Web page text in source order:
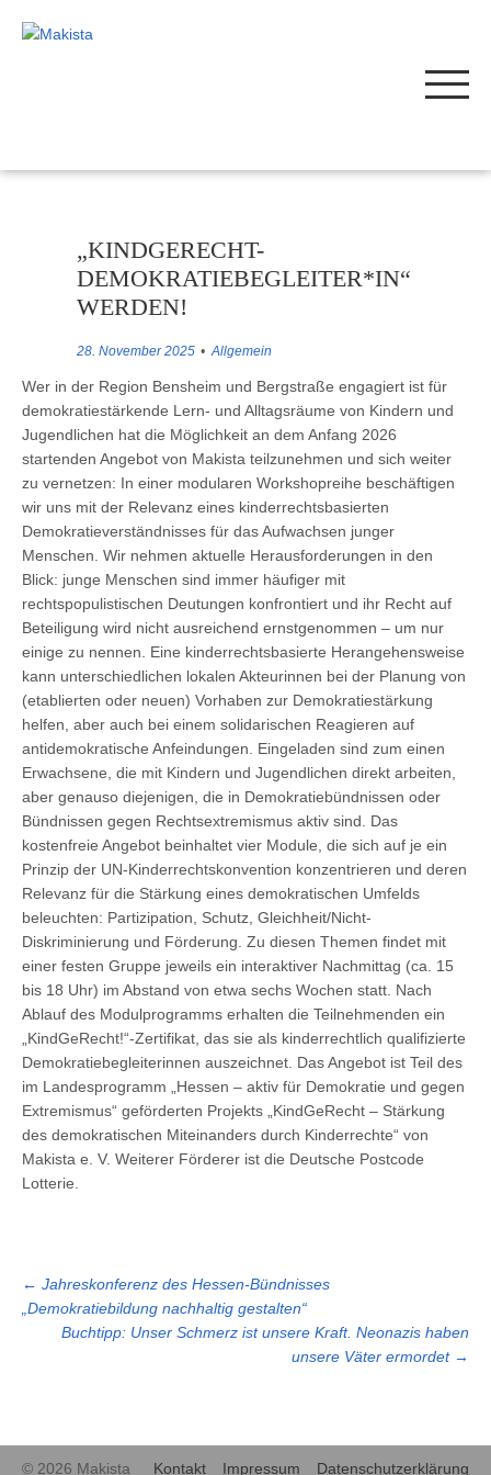
„KINDGERECHT-
DEMOKRATIEBEGLEITER*IN“
WERDEN!
28. November 2025 Allgemein
Wer in der Region Bensheim und Bergstraße engagiert ist für
demokratiestärkende Lern- und Alltagsräume von Kindern und
Jugendlichen hat die Möglichkeit an dem Anfang 2026
startenden Angebot von Makista teilzunehmen und sich weiter
zu vernetzen: In einer modularen Workshopreihe beschäftigen
wir uns mit der Relevanz eines kinderrechtsbasierten
Demokratieverständnisses für das Aufwachsen junger
Menschen. Wir nehmen aktuelle Herausforderungen in den
Blick: junge Menschen sind immer häufiger mit
rechtspopulistischen Deutungen konfrontiert und ihr Recht auf
Beteiligung wird nicht ausreichend ernstgenommen – um nur
einige zu nennen. Eine kinderrechtsbasierte Herangehensweise
kann unterschiedlichen lokalen Akteurinnen bei der Planung von
(etablierten oder neuen) Vorhaben zur Demokratiestärkung
helfen, aber auch bei einem solidarischen Reagieren auf
antidemokratische Anfeindungen. Eingeladen sind zum einen
Erwachsene, die mit Kindern und Jugendlichen direkt arbeiten,
aber genauso diejenigen, die in Demokratiebündnissen oder
Bündnissen gegen Rechtsextremismus aktiv sind. Das
kostenfreie Angebot beinhaltet vier Module, die sich auf je ein
Prinzip der UN-Kinderrechtskonvention konzentrieren und deren
Relevanz für die Stärkung eines demokratischen Umfelds
beleuchten: Partizipation, Schutz, Gleichheit/Nicht-
Diskriminierung und Förderung. Zu diesen Themen findet mit
einer festen Gruppe jeweils ein interaktiver Nachmittag (ca. 15
bis 18 Uhr) im Abstand von etwa sechs Wochen statt. Nach
Ablauf des Modulprogramms erhalten die Teilnehmenden ein
„KindGeRecht!“-Zertifikat, das sie als kinderrechtlich qualifizierte
Demokratiebegleiterinnen auszeichnet. Das Angebot ist Teil des
im Landesprogramm „Hessen – aktiv für Demokratie und gegen
Extremismus“ geförderten Projekts „KindGeRecht – Stärkung
des demokratischen Miteinanders durch Kinderrechte“ von
Makista e. V. Weiterer Förderer ist die Deutsche Postcode
Lotterie.
← Jahreskonferenz des Hessen-Bündnisses
„Demokratiebildung nachhaltig gestalten“
Buchtipp: Unser Schmerz ist unsere Kraft. Neonazis haben
unsere Väter ermordet →
© 2026 Makista Kontakt Impressum Datenschutzerklärung